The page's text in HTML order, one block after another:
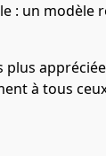
: un
à tous